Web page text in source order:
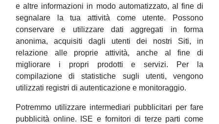
e altre informazioni in modo automatizzato, al fine di
segnalare la tua attività come utente. Possono
conservare e utilizzare dati aggregati in forma
anonima, acquisiti dagli utenti dei nostri Siti, in
relazione alle proprie attività, anche al fine di
migliorare i propri prodotti e servizi. Per la
compilazione di statistiche sugli utenti, vengono
utilizzati registri di autenticazione e monitoraggio.
Potremmo utilizzare intermediari pubblicitari per fare
pubblicità online. ISE e fornitori di terze parti come